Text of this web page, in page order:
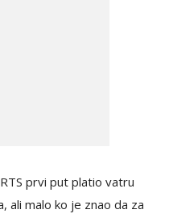
prvi put platio vatru
ali malo ko je znao da za